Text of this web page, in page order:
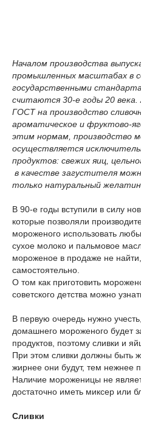
Началом производства
промышленных масштабах в
государственными
считаются 30-е годы 20 века.
ГОСТ на производство
ароматическое и фруктово-
этим нормам, производство
осуществляется
продуктов: свежих яиц,
в качестве загустителя
только натуральный желатин.
В 90-е годы вступили в силу
которые позволяли
мороженого использовать
сухое молоко и пальмовое
мороженое в продаже не
самостоятельно.
О том как приготовить
советского детства можно
В первую очередь нужно
домашнего мороженого будет
продуктов, поэтому сливки и
При этом сливки должны быть
жирнее они будут, тем нежнее
Наличие мороженицы не
достаточно иметь миксер или
Сливки